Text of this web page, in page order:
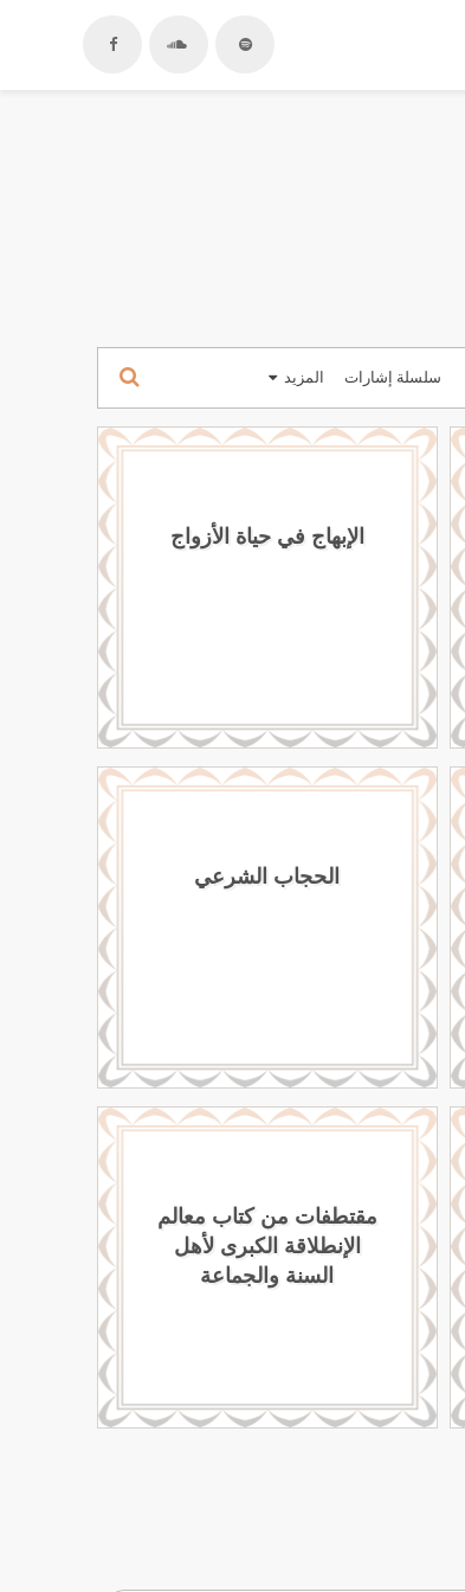
سلسلة إشارات المزيد
الإبهاج في حياة الأزواج
الحجاب الشرعي
مقتطفات من كتاب معالم
الإنطلاقة الكبرى لأهل
السنة والجماعة